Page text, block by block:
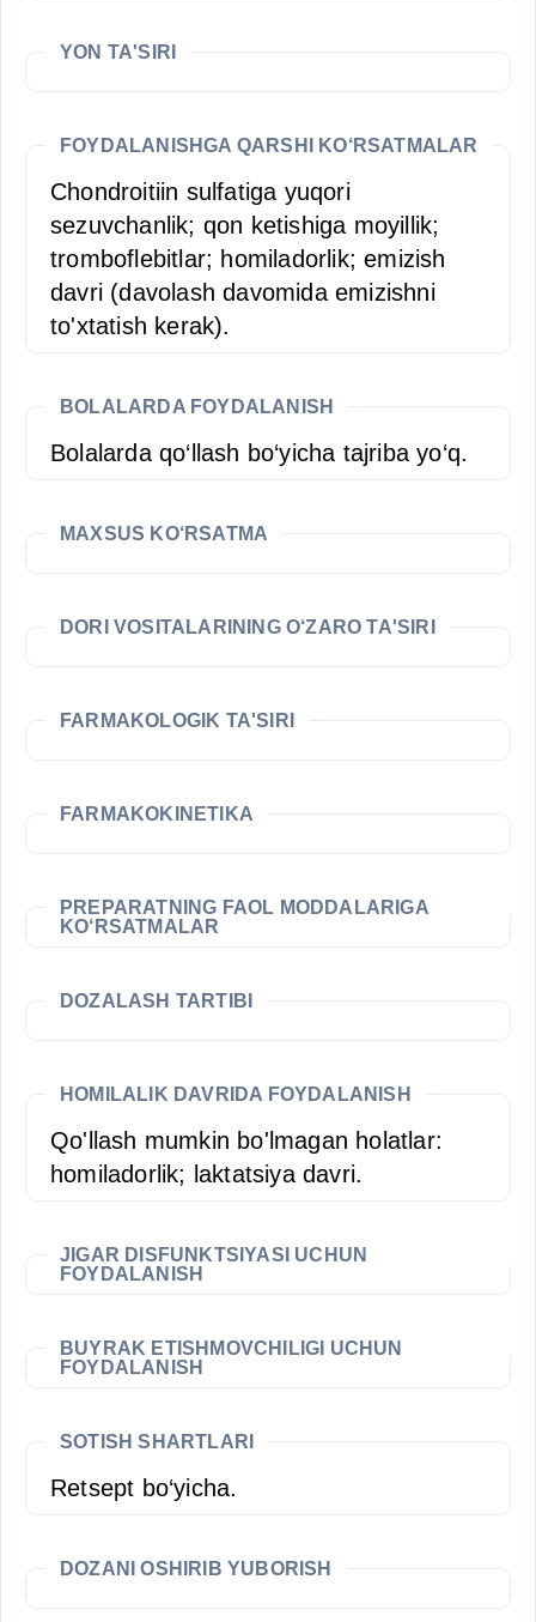
YON TA'SIRI
FOYDALANISHGA QARSHI KO‘RSATMALAR
Chondroitiin sulfatiga yuqori
sezuvchanlik; qon ketishiga moyillik;
tromboflebitlar; homiladorlik; emizish
davri (davolash davomida emizishni
to'xtatish kerak).
BOLALARDA FOYDALANISH
Bolalarda qo‘llash bo‘yicha tajriba yo‘q.
MAXSUS KO‘RSATMA
DORI VOSITALARINING O‘ZARO TA'SIRI
FARMAKOLOGIK TA'SIRI
FARMAKOKINETIKA
PREPARATNING FAOL MODDALARIGA
KO‘RSATMALAR
DOZALASH TARTIBI
HOMILALIK DAVRIDA FOYDALANISH
Qo'llash mumkin bo'lmagan holatlar:
homiladorlik; laktatsiya davri.
JIGAR DISFUNKTSIYASI UCHUN
FOYDALANISH
BUYRAK ETISHMOVCHILIGI UCHUN
FOYDALANISH
SOTISH SHARTLARI
Retsept bo‘yicha.
DOZANI OSHIRIB YUBORISH